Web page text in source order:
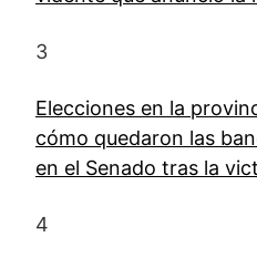
3
Elecciones en la
cómo quedaron las
en el Senado tras la
4